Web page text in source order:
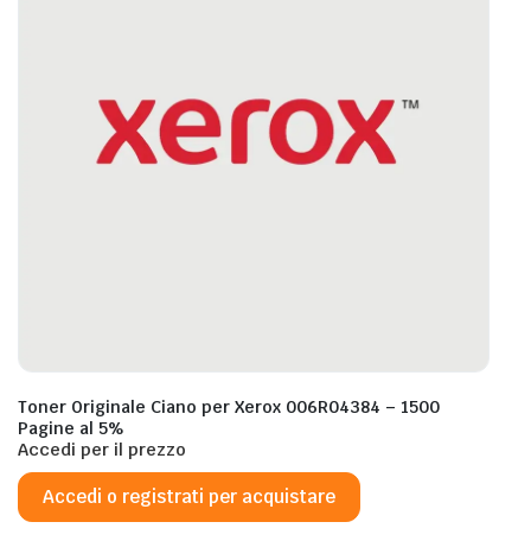
Toner Originale Ciano per Xerox 006R04384 – 1500
Pagine al 5%
Accedi per il prezzo
Accedi o registrati per acquistare